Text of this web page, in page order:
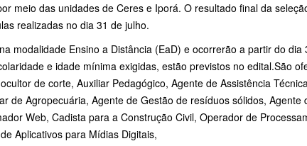
meio das unidades de Ceres e Iporá. O resultado final da
realizadas no dia 31 de julho.
modalidade Ensino a Distância (EaD) e ocorrerão a partir do
e idade mínima exigidas, estão previstos no edital.São
de corte, Auxiliar Pedagógico, Agente de Assistência
de Agropecuária, Agente de Gestão de resíduos sólidos, Agente
Web, Cadista para a Construção Civil, Operador de
Aplicativos para Mídias Digitais,